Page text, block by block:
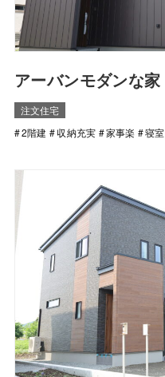
アーバンモダンな家
注文住宅
2階建
収納充実 家事楽 寝室